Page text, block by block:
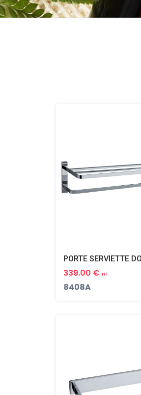
339.00 € HT
8408A